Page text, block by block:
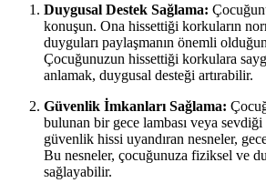
Duygusal Destek Sağlama:
konuşun. Ona hissettiği korkuların
duyguları paylaşmanın önemli
Çocuğunuzun hissettiği korkulara
anlamak, duygusal desteği artırabilir.
Güvenlik İmkanları Sağlama:
bulunan bir gece lambası veya
güvenlik hissi uyandıran nesneler,
Bu nesneler, çocuğunuza fiziksel ve
sağlayabilir.